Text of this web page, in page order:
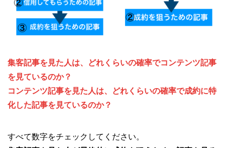
集客記事を見た人は、どれくらいの確率でコンテンツ記事
を見ているのか？
コンテンツ記事を見た人は、どれくらいの確率で成約に特
化した記事を見ているのか？
すべて数字をチェックしてください。